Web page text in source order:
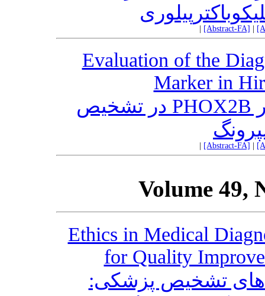
[Abstract-FA]
Evaluation of the
Marker in
بررسی ارزش تشخیصی مارکر PHOX2B در تشخیص
[Abstract-FA]
Volume 49,
Ethics in Medical
for Quality
تشخیص پزشکی: